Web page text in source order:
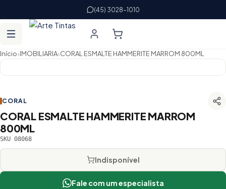
(45) 3028-1010
Início›IMOBILIARIA›CORAL ESMALTE HAMMERITE MARROM 800ML
CORAL
CORAL ESMALTE HAMMERITE MARROM
800ML
SKU 08068
Indisponível
Fale com um especialista